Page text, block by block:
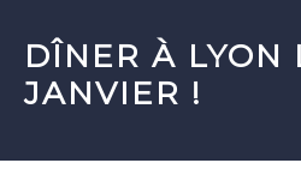
DÎNER À LYON
JANVIER !